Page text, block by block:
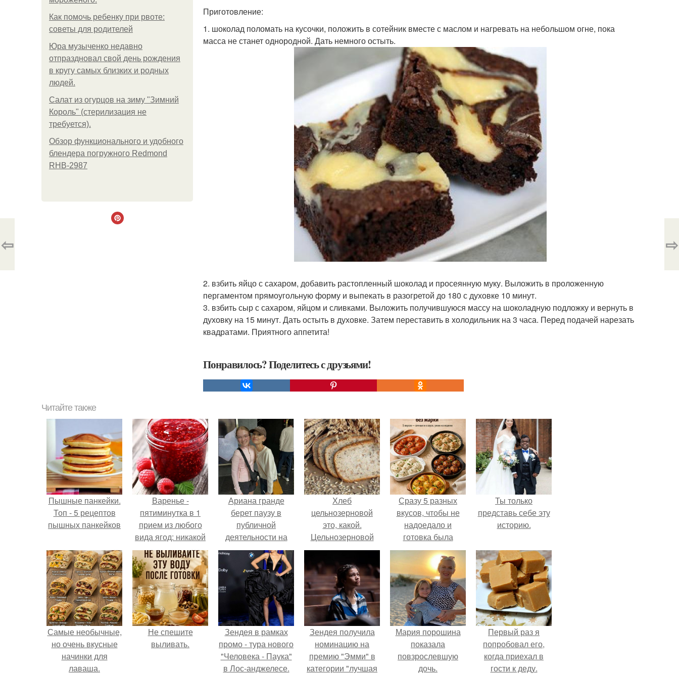
Как помочь ребенку при рвоте:
советы для родителей
Юра музыченко недавно
отпраздновал свой день рождения
в кругу самых близких и родных
людей.
Салат из огурцов на зиму "Зимний
Король" (стерилизация не
требуется).
Обзор функционального и удобного
блендера погружного Redmond
RHB-2987
Приготовление:
1. шоколад поломать на кусочки, положить в сотейник вместе с маслом и нагревать на небольшом огне, пока
масса не станет однородной. Дать немного остыть.
2. взбить яйцо с сахаром, добавить растопленный шоколад и просеянную муку. Выложить в проложенную
пергаментом прямоугольную форму и выпекать в разогретой до 180 с духовке 10 минут.
3. взбить сыр с сахаром, яйцом и сливками. Выложить получившуюся массу на шоколадную подложку и вернуть в
духовку на 15 минут. Дать остыть в духовке. Затем переставить в холодильник на 3 часа. Перед подачей нарезать
квадратами. Приятного аппетита!
Понравилось? Поделитесь с друзьями!
⇦ ⇨
Читайте также
Пышные панкейки.
Топ - 5 рецептов
пышных панкейков
Варенье -
пятиминутка в 1
прием из любого
вида ягод: никакой
длительной варки,
все витамины на
месте!
Ариана гранде
берет паузу в
публичной
деятельности на
фоне слухов о
своем здоровье.
Хлеб
цельнозерновой
это, какой.
Цельнозерновой
хлеб. Настоящий
цельнозерновой
хлеб очень для
здоровья полезен.
Сразу 5 разных
вкусов, чтобы не
надоедало и
готовка была
проще.
Ты только
представь себе эту
историю.
Самые необычные,
но очень вкусные
начинки для
лаваша.
Не спешите
выливать.
Зендея в рамках
промо - тура нового
"Человека - Паука"
в Лос-анджелесе.
Зендея получила
номинацию на
премию "Эмми" в
категории "лучшая
Мария порошина
показала
повзрослевшую
дочь.
Первый раз я
попробовал его,
когда приехал в
гости к деду.